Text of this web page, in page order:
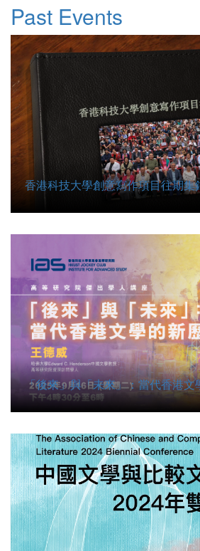
Past Events
香港科技大學創意寫作項目往期集
「後來」與「未來」：當代香港文